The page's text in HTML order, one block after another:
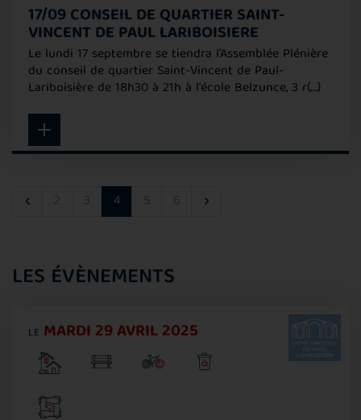
17/09 CONSEIL DE QUARTIER SAINT-
VINCENT DE PAUL LARIBOISIERE
Le lundi 17 septembre se tiendra l'Assemblée Plénière
du conseil de quartier Saint-Vincent de Paul-
Lariboisière de 18h30 à 21h à l'école Belzunce, 3 r(...)
‹ 4 ›
LES ÉVÈNEMENTS
LE MARDI 29 AVRIL 2025